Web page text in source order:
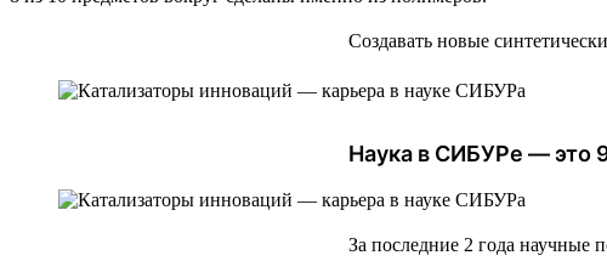
Создавать новые
Наука в СИБУРе — это
За последние 2 года научные